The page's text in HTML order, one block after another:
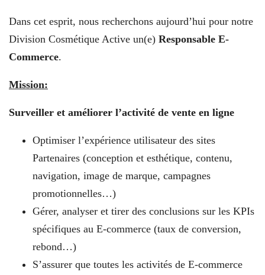
Dans cet esprit, nous recherchons aujourd’hui pour notre
Division Cosmétique Active un(e) Responsable E-
Commerce.
Mission:
Surveiller et améliorer l’activité de vente en ligne
Optimiser l’expérience utilisateur des sites
Partenaires (conception et esthétique, contenu,
navigation, image de marque, campagnes
promotionnelles…)
Gérer, analyser et tirer des conclusions sur les KPIs
spécifiques au E-commerce (taux de conversion,
rebond…)
S’assurer que toutes les activités de E-commerce